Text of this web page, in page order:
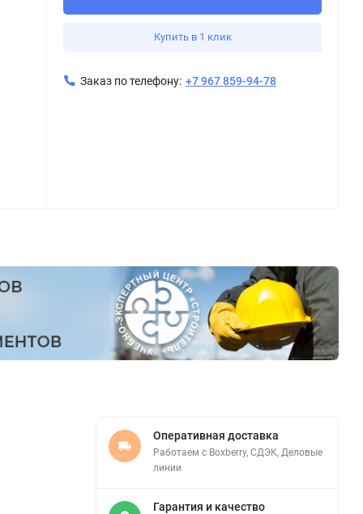
Купить в 1 клик
Заказ по телефону: +7 967 859-94-78
Оперативная доставка
Работаем с Boxberry, СДЭК, Деловые
линии
Гарантия и качество